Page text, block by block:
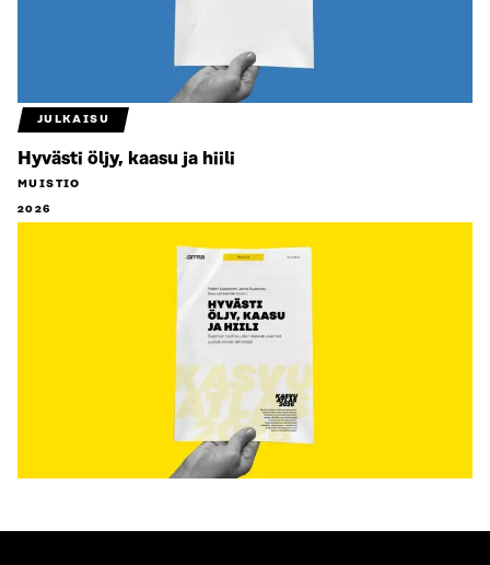
JULKAISU
Hyvästi öljy, kaasu ja hiili
MUISTIO
2026